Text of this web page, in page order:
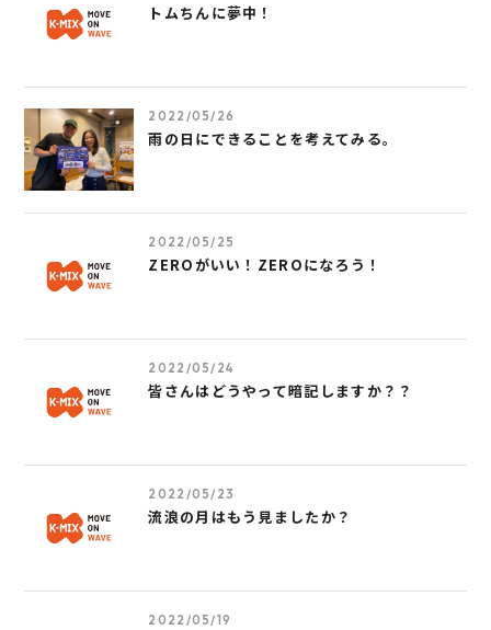
トムちんに夢中！
2022/05/26
雨の日にできることを考えてみる。
2022/05/25
ZEROがいい！ZEROになろう！
2022/05/24
皆さんはどうやって暗記しますか？？
2022/05/23
流浪の月はもう見ましたか？
2022/05/19